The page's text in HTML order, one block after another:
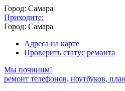
Город: Самара
Приходите:
Город: Самара
Адреса на карте
Проверить статус ремонта
Мы починим!
ремонт телефонов, ноутбуков,